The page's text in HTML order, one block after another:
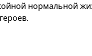
нормальной